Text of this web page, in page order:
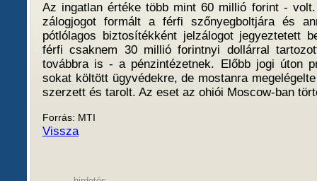
Az ingatlan értéke több mint 60 millió forint -
zálogjogot formált a férfi szőnyegboltjára és
pótlólagos biztosítékként jelzálogot jegyeztetett
férfi csaknem 30 millió forintnyi dollárral
továbbra is - a pénzintézetnek. Előbb jogi úton
sokat költött ügyvédekre, de mostanra
szerzett és tarolt. Az eset az ohiói Moscow-ban
Forrás: MTI
Vissza